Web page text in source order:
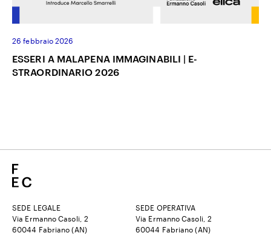
26 febbraio 2026
ESSERI A MALAPENA IMMAGINABILI | E-
STRAORDINARIO 2026
SEDE LEGALE
Via Ermanno Casoli, 2
60044 Fabriano (AN)
SEDE OPERATIVA
Via Ermanno Casoli, 2
60044 Fabriano (AN)